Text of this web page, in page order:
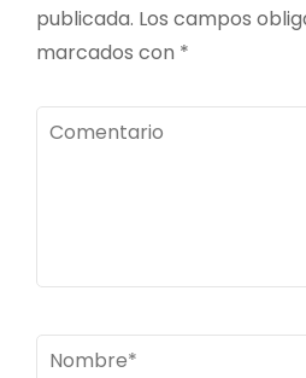
publicada. Los campos
marcados con *
Comentario
Nombre*